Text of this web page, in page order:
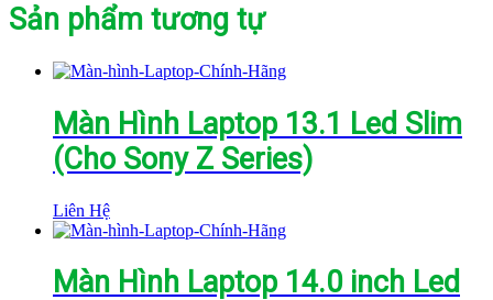
Sản phẩm tương tự
Màn Hình Laptop 13.1 Led Slim
(Cho Sony Z Series)
Liên Hệ
Màn Hình Laptop 14.0 inch Led